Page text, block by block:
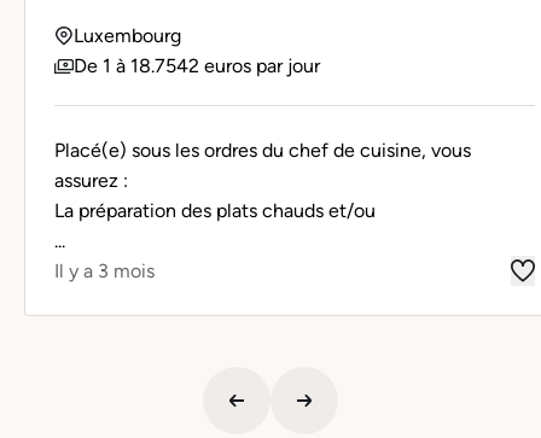
Luxembourg
De 1 à 18.7542 euros par jour
Placé(e) sous les ordres du chef de cuisine, vous
assurez :
La préparation des plats chauds et/ou
...
Il y a 3 mois